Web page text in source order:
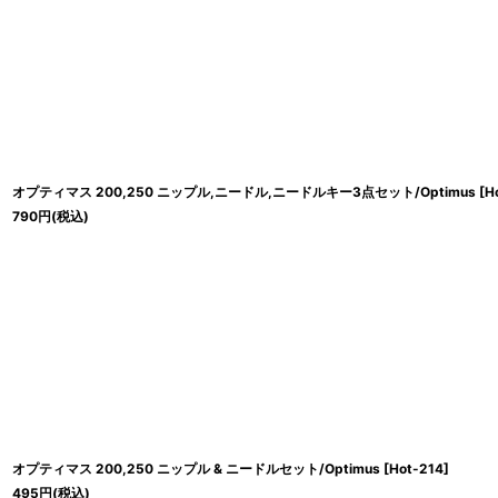
オプティマス 200,250 ニップル,ニードル,ニードルキー3点セット/Optimus [
790円(税込)
オプティマス 200,250 ニップル & ニードルセット/Optimus [Hot-214]
495円(税込)